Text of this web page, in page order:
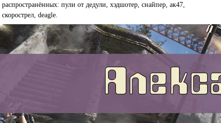
распространённых: пули от дедули, хэдшотер, снайпер, ак47,
скорострел, deagle.